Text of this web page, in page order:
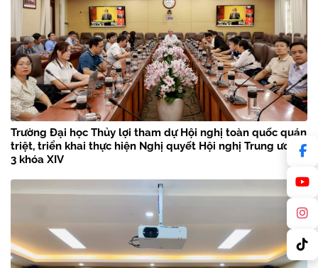
Trường Đại học Thủy lợi tham dự Hội nghị toàn quốc quán
triệt, triển khai thực hiện Nghị quyết Hội nghị Trung ương
3 khóa XIV